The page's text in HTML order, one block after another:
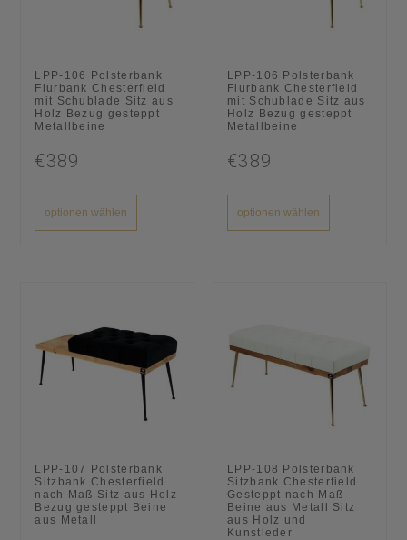
LPP-106 Polsterbank
Flurbank Chesterfield
mit Schublade Sitz aus
Holz Bezug gesteppt
Metallbeine
€389
optionen wählen
LPP-106 Polsterbank
Flurbank Chesterfield
mit Schublade Sitz aus
Holz Bezug gesteppt
Metallbeine
€389
optionen wählen
LPP-107 Polsterbank
Sitzbank Chesterfield
nach Maß Sitz aus Holz
Bezug gesteppt Beine
aus Metall
LPP-108 Polsterbank
Sitzbank Chesterfield
Gesteppt nach Maß
Beine aus Metall Sitz
aus Holz und
Kunstleder